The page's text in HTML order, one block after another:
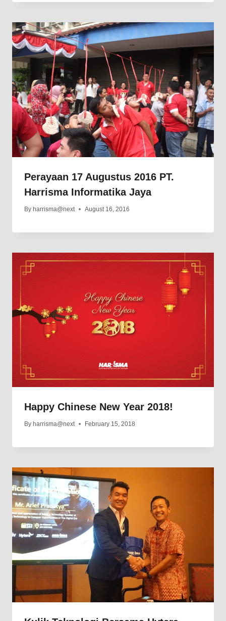
Perayaan 17 Augustus 2016 PT.
Harrisma Informatika Jaya
By harrisma@next August 16, 2016
Happy Chinese New Year 2018!
By harrisma@next February 15, 2018